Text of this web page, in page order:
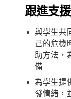
跟進支援
與學生共
己的危機
助方法，
備
為學生提
發情緒，